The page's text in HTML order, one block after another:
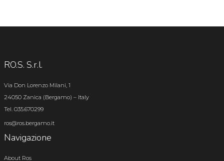
RO.S. S.r.l.
Via Don Lorenzo Milani, 1
24050 Zanica (Bergamo) – Italy
Tel. 035.670299
ros@ros.bergamo.it
Navigazione
About Ros